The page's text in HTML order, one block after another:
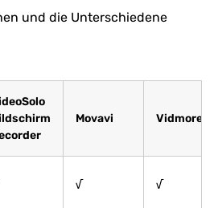
und die Unterschiedene
Movavi Vidmore
√ √